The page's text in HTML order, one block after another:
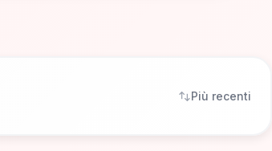
Più recenti